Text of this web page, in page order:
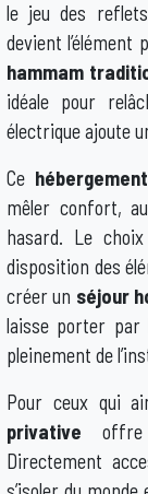
le jeu des
devient
hammam
idéale pour
électrique ajoute
Ce
mêler confort,
hasard. Le
disposition des
créer un séjour
laisse porter par
pleinement de
Pour ceux qui
privative offre
Directement